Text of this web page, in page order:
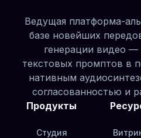
Ведущая платформа-
базе новейших
генерации видео —
текстовых промптов в
нативным
согласованностью и
Продукты
Студия